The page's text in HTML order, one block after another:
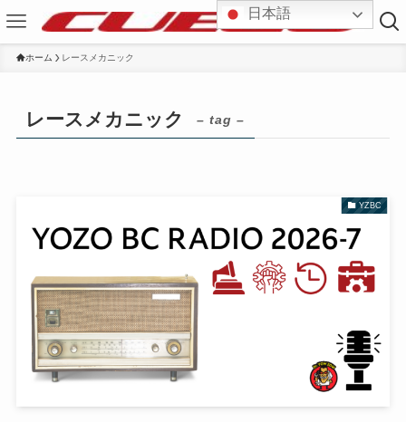
ホーム レースメカニック
レースメカニック – tag –
YZBC
日本語